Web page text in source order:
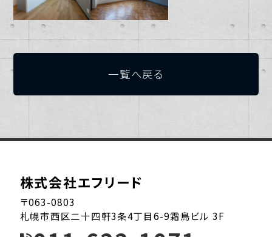
一覧へ戻る
株式会社エフリード
〒063-0803
札幌市西区二十四軒3条4丁目6-9霜鳥ビル 3F